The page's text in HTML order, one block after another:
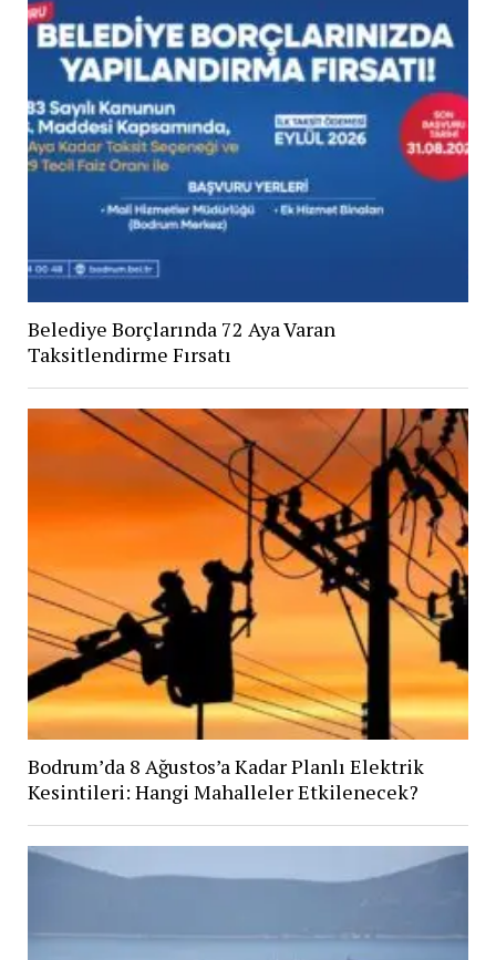
Belediye Borçlarında 72 Aya Varan
Taksitlendirme Fırsatı
Bodrum’da 8 Ağustos’a Kadar Planlı Elektrik
Kesintileri: Hangi Mahalleler Etkilenecek?